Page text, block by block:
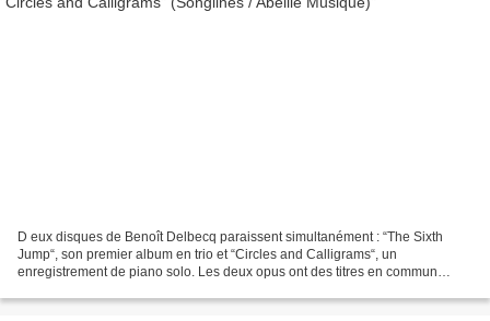
D eux disques de Benoît Delbecq paraissent simultanément : “The Sixth
Jump“, son premier album en trio et “Circles and Calligrams“, un
enregistrement de piano solo. Les deux opus ont des titres en commun